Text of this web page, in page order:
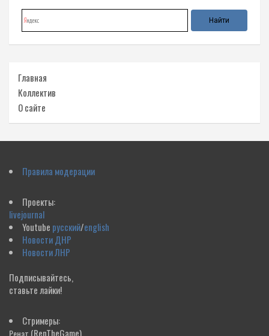
Главная
Коллектив
О сайте
Правила модерации
Проекты:
livejournal
Youtube русский/english
Новости ДНР
Новости ЛНР
Подписывайтесь,
ставьте лайки!
Стримеры:
Ренат (RenTheGame)